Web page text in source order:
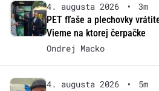
4. augusta 2026 •
3m
PET fľaše a plechovky
Vieme na ktorej čerpačke
Ondrej Macko
4. augusta 2026 •
5m